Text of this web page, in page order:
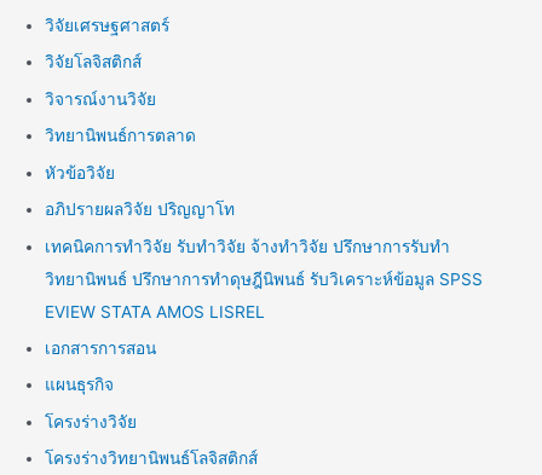
วิจัยเศรษฐศาสตร์
วิจัยโลจิสติกส์
วิจารณ์งานวิจัย
วิทยานิพนธ์การตลาด
หัวข้อวิจัย
อภิปรายผลวิจัย ปริญญาโท
เทคนิคการทำวิจัย รับทำวิจัย จ้างทำวิจัย ปรึกษาการรับทำ
วิทยานิพนธ์ ปรึกษาการทำดุษฎีนิพนธ์ รับวิเคราะห์ข้อมูล SPSS
EVIEW STATA AMOS LISREL
เอกสารการสอน
แผนธุรกิจ
โครงร่างวิจัย
โครงร่างวิทยานิพนธ์โลจิสติกส์